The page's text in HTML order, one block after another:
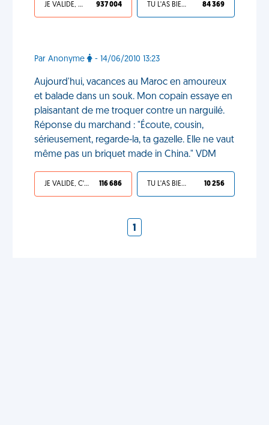
JE VALIDE, C'EST UNE VDM 937 004 TU L'AS BIEN MÉRITÉ 84 369
Par Anonyme - 14/06/2010 13:23
Aujourd'hui, vacances au Maroc en amoureux
et balade dans un souk. Mon copain essaye en
plaisantant de me troquer contre un narguilé.
Réponse du marchand : "Écoute, cousin,
sérieusement, regarde-la, ta gazelle. Elle ne vaut
même pas un briquet made in China." VDM
JE VALIDE, C'EST UNE VDM 116 686 TU L'AS BIEN MÉRITÉ 10 256
1